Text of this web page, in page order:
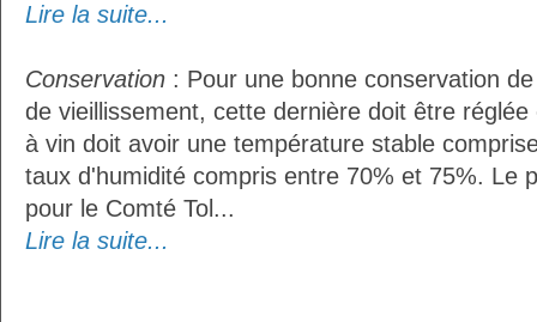
Lire la suite...
Conservation : Pour une bonne conservation
de vieillissement, cette dernière doit être réglée
à vin doit avoir une température stable
taux d'humidité compris entre 70% et 75%. Le
pour le Comté Tol...
Lire la suite...